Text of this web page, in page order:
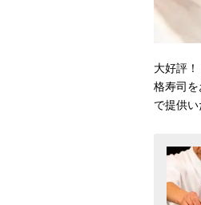
大好評
格寿司
で提供